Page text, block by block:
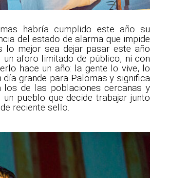
habría cumplido este año su
del estado de alarma que impide
lo mejor sea dejar pasar este año
aforo limitado de público, ni con
hace un año: la gente lo vive, lo
grande para Palomas y significa
de las poblaciones cercanas y
pueblo que decide trabajar junto
reciente sello.